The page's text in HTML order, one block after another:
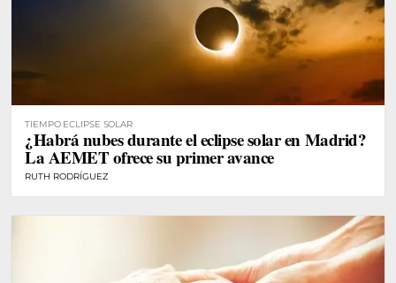
TIEMPO ECLIPSE SOLAR
¿Habrá nubes durante el eclipse solar en Madrid?
La AEMET ofrece su primer avance
RUTH RODRÍGUEZ